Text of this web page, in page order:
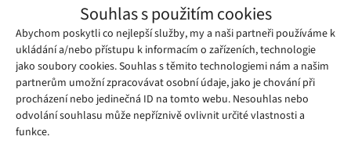
Souhlas s použitím cookies
Abychom poskytli co nejlepší služby, my a naši partneři používáme k
ukládání a/nebo přístupu k informacím o zařízeních, technologie
jako soubory cookies. Souhlas s těmito technologiemi nám a našim
partnerům umožní zpracovávat osobní údaje, jako je chování při
procházení nebo jedinečná ID na tomto webu. Nesouhlas nebo
odvolání souhlasu může nepříznivě ovlivnit určité vlastnosti a
funkce.
Mohlo by se vám líbit